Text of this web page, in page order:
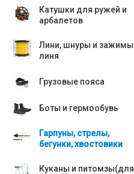
Катушки для ружей и
арбалетов
Лини, шнуры и зажимы
линя
Грузовые пояса
Боты и гермообувь
Гарпуны, стрелы,
бегунки, хвостовики
Куканы и питомзы(для